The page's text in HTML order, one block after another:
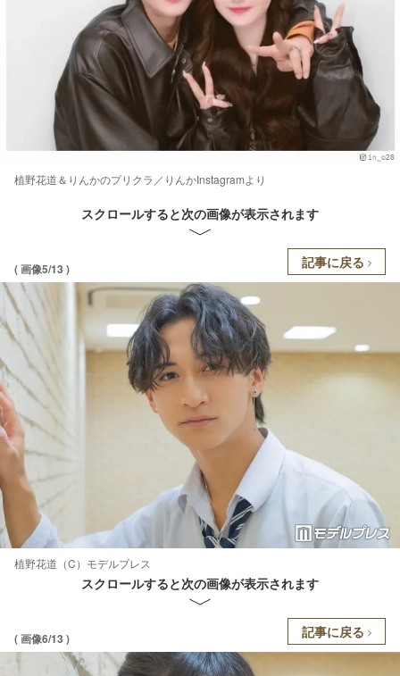
植野花道＆りんかのプリクラ／りんかInstagramより
スクロールすると次の画像が表示されます
( 画像5/13 ) 記事に戻る
植野花道（C）モデルプレス
スクロールすると次の画像が表示されます
( 画像6/13 ) 記事に戻る